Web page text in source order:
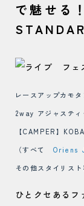
で魅せる
レースアップカモ
2way アジャステ
【CAMPER】
（すべて Oriens
その他スタイリスト
ひとクセあるフ